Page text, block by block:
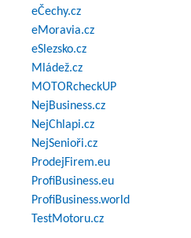
eČechy.cz
eMoravia.cz
eSlezsko.cz
Mládež.cz
MOTORcheckUP
NejBusiness.cz
NejChlapi.cz
NejSenioři.cz
ProdejFirem.eu
ProfiBusiness.eu
ProfiBusiness.world
TestMotoru.cz